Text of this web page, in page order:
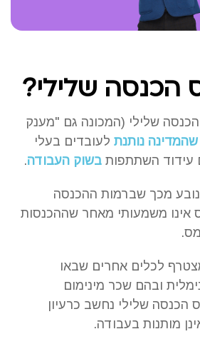
שלילי?
שלילי (המכונה גם "מענק
נותנת לעובדים בעלי
עידוד השתתפות בשוק העבודה.
מכך שברמות ההכנסה
אינו משמעותי מאחר שההכנסות
לכלים אחרים שבאו
ובהם שכר מינימום
שלילי נחשב כרעיון
מותנות בעבודה.